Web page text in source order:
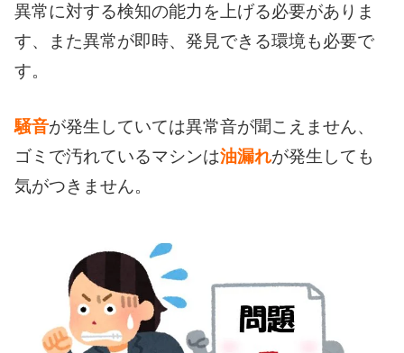
異常に対する検知の能力を上げる必要がありま
す、また異常が即時、発見できる環境も必要で
す。
騒音が発生していては異常音が聞こえません、
ゴミで汚れているマシンは油漏れが発生しても
気がつきません。